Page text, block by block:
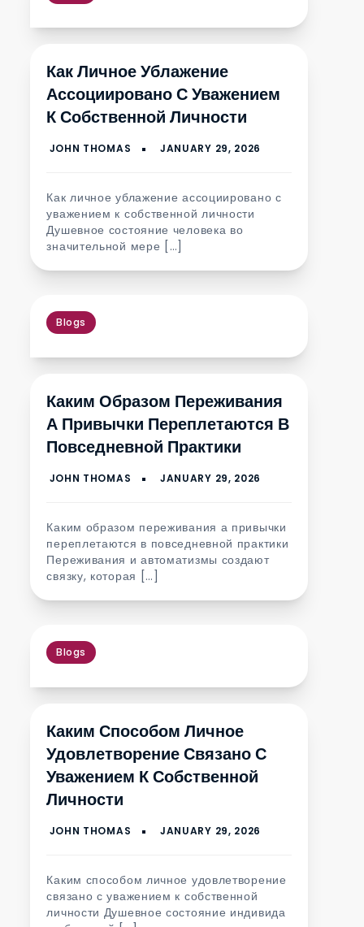
Как Личное Ублажение
Ассоциировано С Уважением
К Собственной Личности
Как личное ублажение ассоциировано с
уважением к собственной личности
Душевное состояние человека во
значительной мере […]
Blogs
Каким Образом Переживания
А Привычки Переплетаются В
Повседневной Практики
Каким образом переживания а привычки
переплетаются в повседневной практики
Переживания и автоматизмы создают
связку, которая […]
Blogs
Каким Способом Личное
Удовлетворение Связано С
Уважением К Собственной
Личности
Каким способом личное удовлетворение
связано с уважением к собственной
личности Душевное состояние индивида